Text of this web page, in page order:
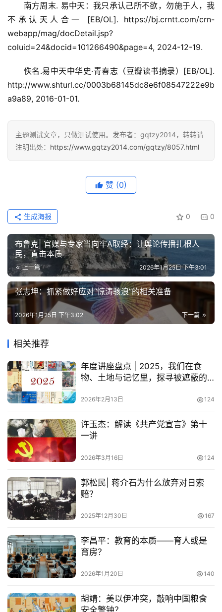
南方周末. 易中天：我只承认己所不欲，勿施于人，我
不承认天人合一 [EB/OL]. https://bj.crntt.com/crn-
webapp/mag/docDetail.jsp?
coluid=24&docid=101266490&page=4, 2024-12-19.
佚名.易中天中华史·青春志（豆瓣读书摘录）[EB/OL].
http://www.shturl.cc/0003b68145dc8e6f08547222e9b
a9a89, 2016-01-01.
主题测试文章，只做测试使用。发布者：gqtzy2014，转转请
注明出处： https://www.gqtzy2014.com/gqtzy/8057.html
赞 (0)
0 0
生成海报
布鲁克| 官媒与专家当向牢A取经：让舆论传播扎根人
民，直击本质
上一篇 2026年1月25日 下午3:01
张志坤：抓紧做好应对“惊涛骇浪”的相关准备
下一篇
2026年1月25日 下午3:02
相关推荐
年度讲座盘点 | 2025，我们在食
物、土地与记忆里，探寻被遮蔽的
2026年2月13日 124
许玉杰：解读《共产党宣言》第十
一讲
2026年3月16日 124
郭松民| 蒋介石为什么放弃对日索
赔？
2025年12月30日 167
李昌平：教育的本质——育人或是
育房？
2026年1月20日 140
胡靖：美以伊冲突，敲响中国粮食